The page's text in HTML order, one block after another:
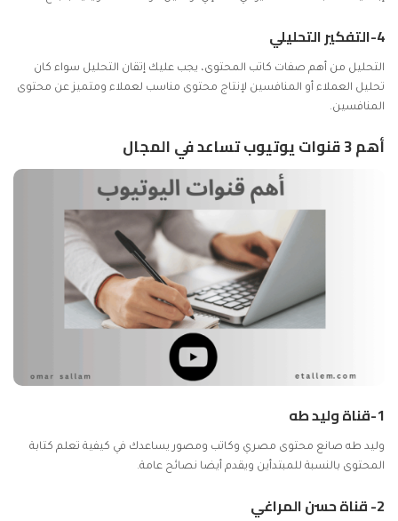
4-التفكير التحليلي
التحليل من أهم صفات كاتب المحتوى، يجب عليك إتقان التحليل سواء كان
تحليل العملاء أو المنافسين لإنتاج محتوى مناسب لعملاء ومتميز عن محتوى
المنافسين.
أهم 3 قنوات يوتيوب تساعد في المجال
1- قناة وليد طه
وليد طه صانع محتوى مصري وكاتب ومصور يساعدك في كيفية تعلم كتابة
المحتوى بالنسبة للمبتدأين ويقدم أيضا نصائح عامة.
2- قناة حسن المراغي